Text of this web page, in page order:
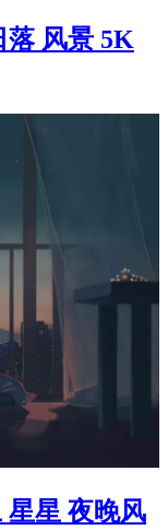
落 风景 5K
星星 夜晚风